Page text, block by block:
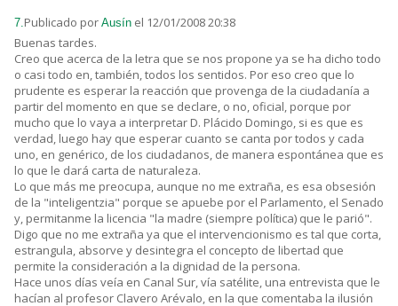
7.Publicado por Ausín el 12/01/2008 20:38
Buenas tardes.
Creo que acerca de la letra que se nos propone ya se ha dicho todo
o casi todo en, también, todos los sentidos. Por eso creo que lo
prudente es esperar la reacción que provenga de la ciudadanía a
partir del momento en que se declare, o no, oficial, porque por
mucho que lo vaya a interpretar D. Plácido Domingo, si es que es
verdad, luego hay que esperar cuanto se canta por todos y cada
uno, en genérico, de los ciudadanos, de manera espontánea que es
lo que le dará carta de naturaleza.
Lo que más me preocupa, aunque no me extraña, es esa obsesión
de la "inteligentzia" porque se apuebe por el Parlamento, el Senado
y, permitanme la licencia "la madre (siempre política) que le parió".
Digo que no me extraña ya que el intervencionismo es tal que corta,
estrangula, absorve y desintegra el concepto de libertad que
permite la consideración a la dignidad de la persona.
Hace unos días veía en Canal Sur, vía satélite, una entrevista que le
hacían al profesor Clavero Arévalo, en la que comentaba la ilusión